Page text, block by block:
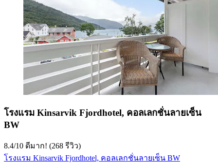
โรงแรม Kinsarvik Fjordhotel, คอลเลกชั่นลายเซ็น
BW
8.4/10 ดีมาก! (268 รีวิว)
โรงแรม Kinsarvik Fjordhotel, คอลเลกชั่นลายเซ็น BW